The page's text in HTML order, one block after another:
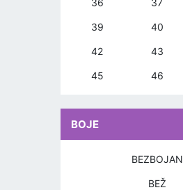
36 37
39 40
42 43
45 46
BOJE
BEZBOJAN
BEŽ